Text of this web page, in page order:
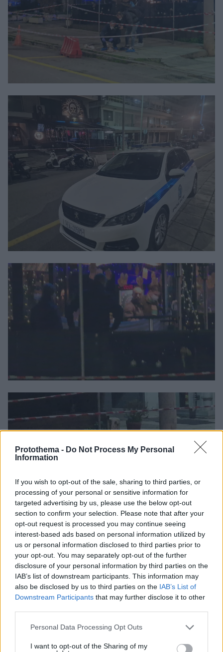
Protothema - Do Not Process My Personal
Information
If you wish to opt-out of the sale, sharing to third parties, or
processing of your personal or sensitive information for
targeted advertising by us, please use the below opt-out
section to confirm your selection. Please note that after your
opt-out request is processed you may continue seeing
interest-based ads based on personal information utilized by
us or personal information disclosed to third parties prior to
your opt-out. You may separately opt-out of the further
disclosure of your personal information by third parties on the
IAB’s list of downstream participants. This information may
also be disclosed by us to third parties on the IAB’s List of
Downstream Participants that may further disclose it to other
Please note that this website/app uses one or more Google
not limited to your visit or usage behaviour. You may click to
Personal Data Processing Opt Outs
I want to opt-out of the Sharing of my
Ειδήσεις σήμερα:
Τραγωδία στη Θεσσαλονίκη: Νεκρός 32χρονος
αστυνομικός σε μπαρ - Τον μαχαίρωσε
44χρονος Νορβηγός
στο Κοκκινοχώρι και η τελευταία του κατοικία